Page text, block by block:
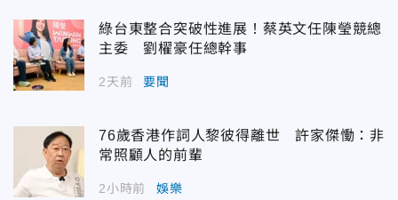
綠台東整合突破性進展！蔡英文任陳瑩競總
主委 劉櫂豪任總幹事
2天前 要聞
76歲香港作詞人黎彼得離世 許家傑慟：非
常照顧人的前輩
2小時前 娛樂